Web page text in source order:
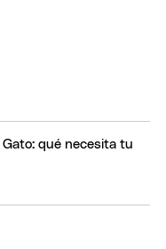
Gato: qué necesita tu